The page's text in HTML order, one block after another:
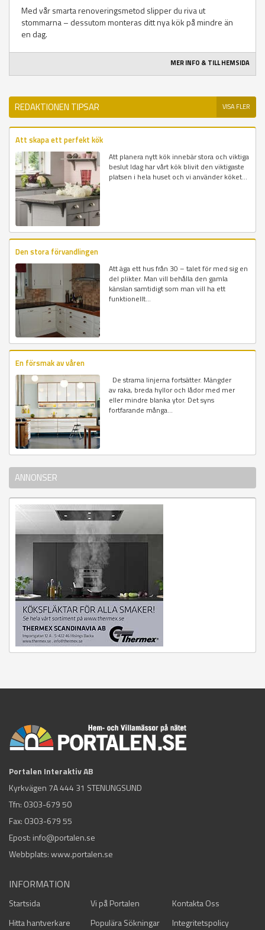
Med vår smarta renoveringsmetod slipper du riva ut
stommarna – dessutom monteras ditt nya kök på mindre än
en dag.
MER INFO & TILL HEMSIDA
REDAKTIONEN TIPSAR VISA FLER
Att skapa ett perfekt kök
Att planera nytt kök innebär stora och viktiga
beslut Idag har vårt kök blivit den viktigaste
platsen i hela huset och vi använder köket...
Den stora förvandlingen
Att äga ett hus från 30 – talet för med sig en
del plikter. Man vill behålla den gamla
känslan samtidigt som man vill ha ett
funktionellt...
En försmak av våren
De strama linjerna fortsätter. Mängder
av raka, breda hyllor och lådor med mer
eller mindre blanka ytor. Det syns
fortfarande många...
ANNONSER
Portalen Interaktiv AB
Kyrkvägen 7A 444 31 STENUNGSUND
Tfn: 0303-679 50
Fax: 0303-679 55
Epost: info@portalen.se
Webbplats: www.portalen.se
INFORMATION
Startsida Vi på Portalen
Kontakta Oss
Hitta hantverkare
Populära Sökningar Integritetspolicy